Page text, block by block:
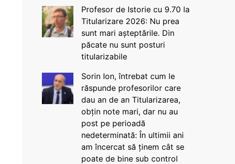
Profesor de Istorie cu 9.70 la
Titularizare 2026: Nu prea
sunt mari așteptările. Din
păcate nu sunt posturi
titularizabile
Sorin Ion, întrebat cum le
răspunde profesorilor care
dau an de an Titularizarea,
obțin note mari, dar nu au
post pe perioadă
nedeterminată: În ultimii ani
am încercat să ținem cât se
poate de bine sub control